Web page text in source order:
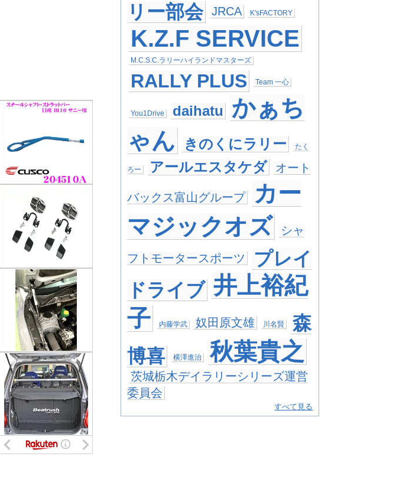
リー部会
JRCA K'sFACTORY
K.Z.F SERVICE
M.C.S.C.ラリーハイランドマスターズ
RALLY PLUS Team 一心
You1Drive daihatu
かぁち
ゃん
きのくにラリー たく
ろー アールエスタケダ オート
バックス富山グループ
カー
マジックオズ
シャ
フトモータースポーツ
プレイ
ドライブ 井上裕紀
子
内藤学武 奴田原文雄 川名賢
森
博喜
横澤進治 秋葉貴之
茨城栃木デイラリーシリーズ運営
委員会
すべて見る